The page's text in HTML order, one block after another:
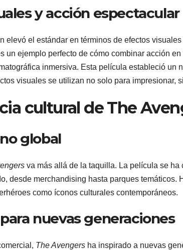
y acción espectacular
elevó el estándar en términos de efectos
un ejemplo perfecto de cómo combinar acción
inmersiva. Esta película estableció un
visuales se utilizan no solo para impresionar,
cultural de The
global
va más allá de la taquilla. La película se ha
desde merchandising hasta parques temáticos.
como íconos culturales contemporáneos.
nuevas generaciones
The Avengers ha inspirado a nuevas